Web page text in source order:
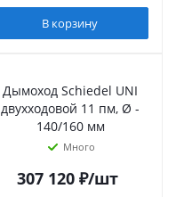
В корзину
Дымоход Schiedel UNI
двухходовой 11 пм, Ø -
140/160 мм
Много
307 120₽/шт